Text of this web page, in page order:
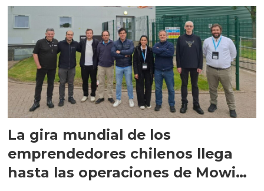
La gira mundial de los
emprendedores chilenos llega
hasta las operaciones de Mowi